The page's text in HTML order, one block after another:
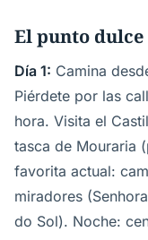
El punto dulce
Día 1: Camina
Piérdete por las
hora. Visita el
tasca de Mouraria
favorita actual:
miradores
do Sol). Noche: